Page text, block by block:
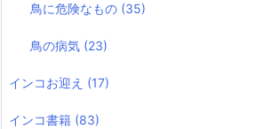
鳥に危険なもの (35)
鳥の病気 (23)
インコお迎え (17)
インコ書籍 (83)